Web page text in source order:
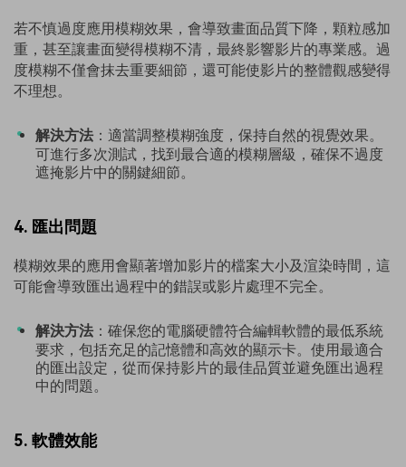
若不慎過度應用模糊效果，會導致畫面品質下降，顆粒感加
重，甚至讓畫面變得模糊不清，最終影響影片的專業感。過
度模糊不僅會抹去重要細節，還可能使影片的整體觀感變得
不理想。
解決方法 ：適當調整模糊強度，保持自然的視覺效果。
可進行多次測試，找到最合適的模糊層級，確保不過度
遮掩影片中的關鍵細節。
4. 匯出問題
模糊效果的應用會顯著增加影片的檔案大小及渲染時間，這
可能會導致匯出過程中的錯誤或影片處理不完全。
解決方法 ：確保您的電腦硬體符合編輯軟體的最低系統
要求，包括充足的記憶體和高效的顯示卡。使用最適合
的匯出設定，從而保持影片的最佳品質並避免匯出過程
中的問題。
5. 軟體效能